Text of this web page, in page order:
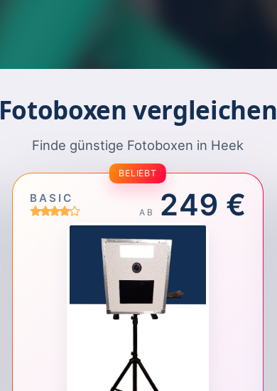
Fotoboxen vergleichen
Finde günstige Fotoboxen in Heek
BELIEBT
BASIC
AB 249 €